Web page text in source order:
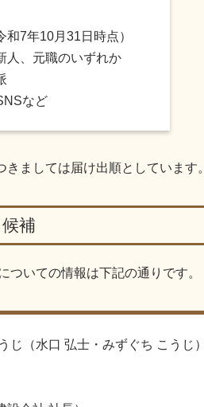
和7年10月31日時点）
人、元職のいずれか
など
きましては届け出順としています
補
ついての情報は下記の通りです。
じ（水口 弘士・みずぐち こうじ